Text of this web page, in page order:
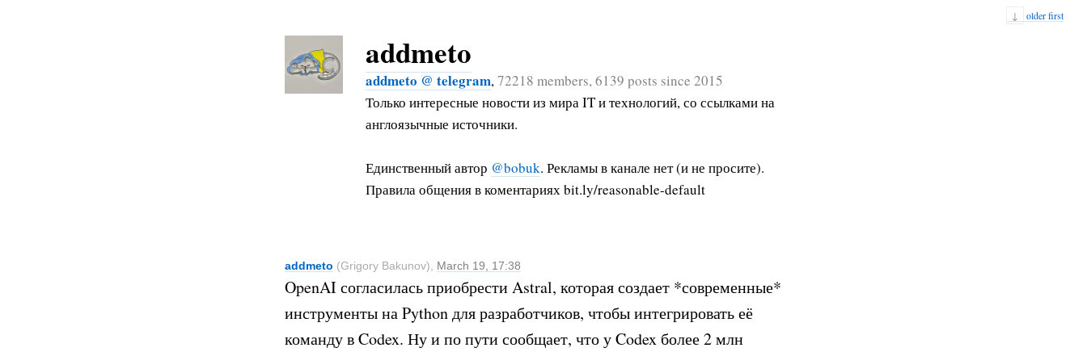
addmeto
addmeto @ telegram,72218 members, 6139 posts since 2015
Только интересные новости из мира IT и технологий, со ссылками на
англоязычные источники.
Единственный автор @bobuk. Рекламы в канале нет (и не просите).
Правила общения в коментариях bit.ly/reasonable-default
addmeto (Grigory Bakunov), March 19, 17:38
OpenAI согласилась приобрести Astral, которая создает *современные*
инструменты на Python для разработчиков, чтобы интегрировать её
команду в Codex. Ну и по пути сообщает, что у Codex более 2 млн
↓ older first